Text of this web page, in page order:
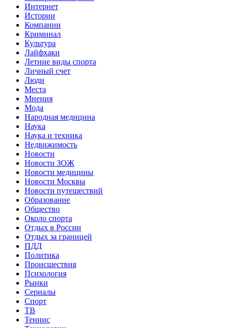
Интернет
Истории
Компании
Криминал
Культура
Лайфхаки
Летние виды спорта
Личный счет
Люди
Места
Мнения
Мода
Народная медицина
Наука
Наука и техника
Недвижимость
Новости
Новости ЗОЖ
Новости медицины
Новости Москвы
Новости путешествий
Образование
Общество
Около спорта
Отдых в России
Отдых за границей
ПДД
Политика
Происшествия
Психология
Рынки
Сериалы
Спорт
ТВ
Теннис